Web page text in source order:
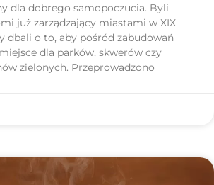
dla dobrego samopoczucia. Byli
już zarządzający miastami w XIX
dbali o to, aby pośród zabudowań
miejsce dla parków, skwerów czy
zielonych. Przeprowadzono